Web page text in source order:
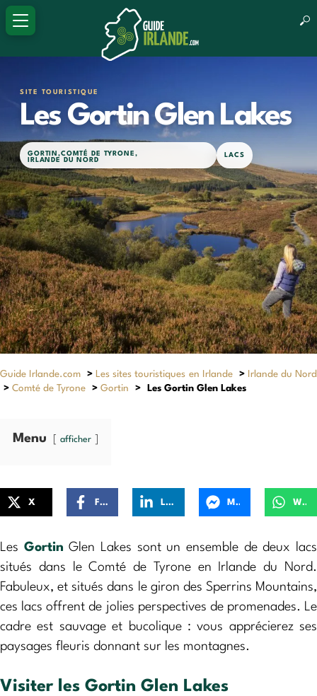
SITE TOURISTIQUE
Les Gortin Glen Lakes
GORTIN,COMTÉ DE TYRONE ,
IRLANDE DU NORD
LACS
Guide Irlande.com > Les sites touristiques en Irlande > Irlande du Nord
> Comté de Tyrone > Gortin > Les Gortin Glen Lakes
Menu afficher
X Facebook LinkedIn Messenger WhatsApp
Les Gortin Glen Lakes sont un ensemble de deux lacs
situés dans le Comté de Tyrone en Irlande du Nord.
Fabuleux, et situés dans le giron des Sperrins Mountains,
ces lacs offrent de jolies perspectives de promenades. Le
cadre est sauvage et bucolique : vous apprécierez ses
paysages fleuris donnant sur les montagnes.
Visiter les Gortin Glen Lakes